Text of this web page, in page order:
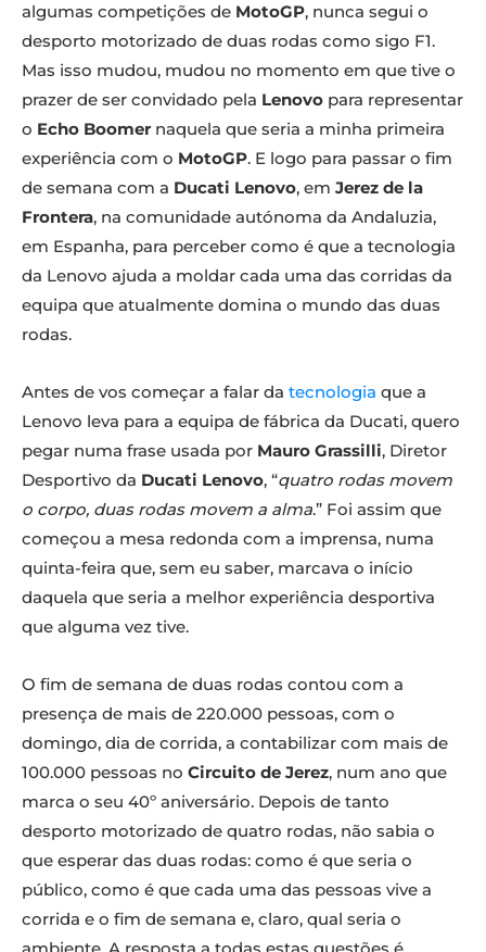
algumas competições de MotoGP, nunca segui o
desporto motorizado de duas rodas como sigo F1.
Mas isso mudou, mudou no momento em que tive o
prazer de ser convidado pela Lenovo para representar
o Echo Boomer naquela que seria a minha primeira
experiência com o MotoGP. E logo para passar o fim
de semana com a Ducati Lenovo, em Jerez de la
Frontera, na comunidade autónoma da Andaluzia,
em Espanha, para perceber como é que a tecnologia
da Lenovo ajuda a moldar cada uma das corridas da
equipa que atualmente domina o mundo das duas
rodas.
Antes de vos começar a falar da tecnologia que a
Lenovo leva para a equipa de fábrica da Ducati, quero
pegar numa frase usada por Mauro Grassilli, Diretor
Desportivo da Ducati Lenovo, “quatro rodas movem
o corpo, duas rodas movem a alma.” Foi assim que
começou a mesa redonda com a imprensa, numa
quinta-feira que, sem eu saber, marcava o início
daquela que seria a melhor experiência desportiva
que alguma vez tive.
O fim de semana de duas rodas contou com a
presença de mais de 220.000 pessoas, com o
domingo, dia de corrida, a contabilizar com mais de
100.000 pessoas no Circuito de Jerez, num ano que
marca o seu 40º aniversário. Depois de tanto
desporto motorizado de quatro rodas, não sabia o
que esperar das duas rodas: como é que seria o
público, como é que cada uma das pessoas vive a
corrida e o fim de semana e, claro, qual seria o